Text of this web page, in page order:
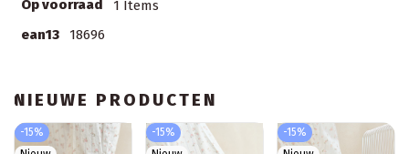
Op voorraad
1 Items
ean13
18696
NIEUWE PRODUCTEN
-15%
-15%
-15%